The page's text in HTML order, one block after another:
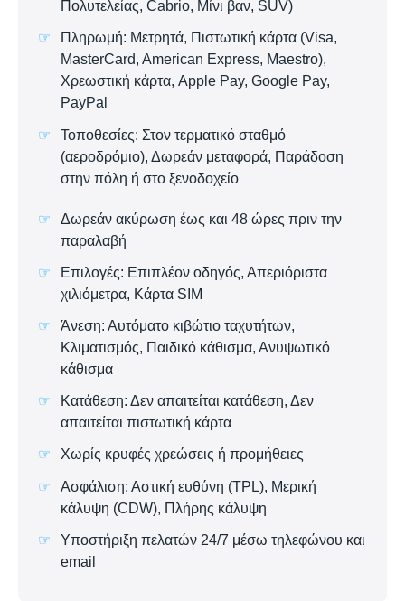
Πολυτελείας, Cabrio, Μίνι βαν, SUV)
Πληρωμή: Μετρητά, Πιστωτική κάρτα (Visa,
MasterCard, American Express, Maestro),
Χρεωστική κάρτα, Apple Pay, Google Pay,
PayPal
Τοποθεσίες: Στον τερματικό σταθμό
(αεροδρόμιο), Δωρεάν μεταφορά, Παράδοση
στην πόλη ή στο ξενοδοχείο
Δωρεάν ακύρωση έως και 48 ώρες πριν την
παραλαβή
Επιλογές: Επιπλέον οδηγός, Απεριόριστα
χιλιόμετρα, Κάρτα SIM
Άνεση: Αυτόματο κιβώτιο ταχυτήτων,
Κλιματισμός, Παιδικό κάθισμα, Ανυψωτικό
κάθισμα
Κατάθεση: Δεν απαιτείται κατάθεση, Δεν
απαιτείται πιστωτική κάρτα
Χωρίς κρυφές χρεώσεις ή προμήθειες
Ασφάλιση: Αστική ευθύνη (TPL), Μερική
κάλυψη (CDW), Πλήρης κάλυψη
Υποστήριξη πελατών 24/7 μέσω τηλεφώνου και
email